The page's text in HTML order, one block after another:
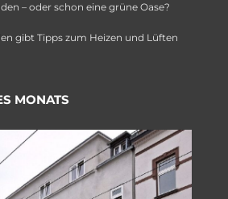
– oder schon eine grüne Oase?
gibt Tipps zum Heizen und Lüften
MONATS